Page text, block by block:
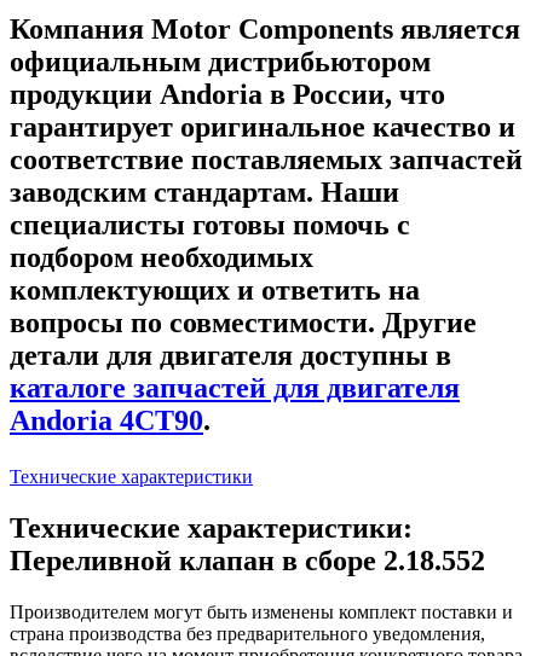
Компания Motor Components является
официальным дистрибьютором
продукции Andoria в России, что
гарантирует оригинальное качество и
соответствие поставляемых запчастей
заводским стандартам. Наши
специалисты готовы помочь с
подбором необходимых
комплектующих и ответить на
вопросы по совместимости. Другие
детали для двигателя доступны в
каталоге запчастей для двигателя
Andoria 4CT90.
Технические характеристики
Технические характеристики:
Переливной клапан в сборе 2.18.552
Производителем могут быть изменены комплект поставки и
страна производства без предварительного уведомления,